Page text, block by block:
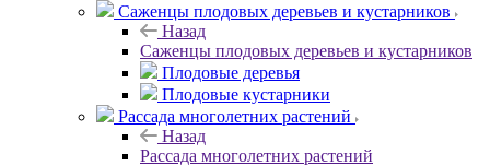
Саженцы плодовых деревьев и кустарников
Назад
Саженцы плодовых деревьев и кустарников
Плодовые деревья
Плодовые кустарники
Рассада многолетних растений
Назад
Рассада многолетних растений